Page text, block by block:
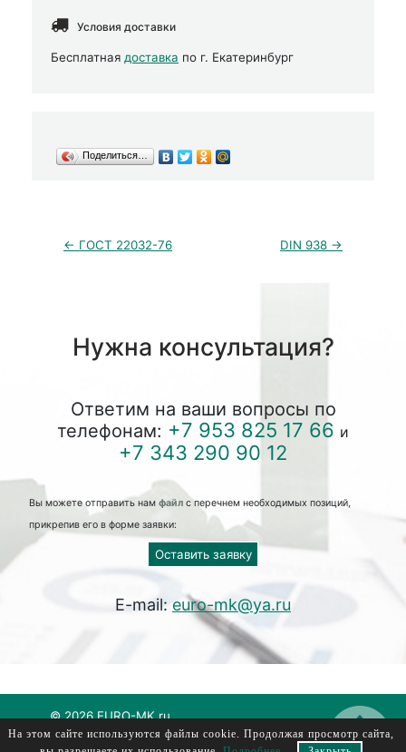
Условия доставки
Бесплатная доставка по г. Екатеринбург
Поделиться…
← ГОСТ 22032-76 DIN 938 →
Нужна консультация?
Ответим на ваши вопросы по
телефонам: +7 953 825 17 66 и
+7 343 290 90 12
Вы можете отправить нам файлс перечнем необходимых позиций,
прикрепив его в форме заявки:
Оставить заявку
E-mail: euro-mk@ya.ru
© 2026 EURO-MK.ru
евромк, еуромк, euromk, evromk
На этом сайте используются файлы cookie. Продолжая просмотр сайта,